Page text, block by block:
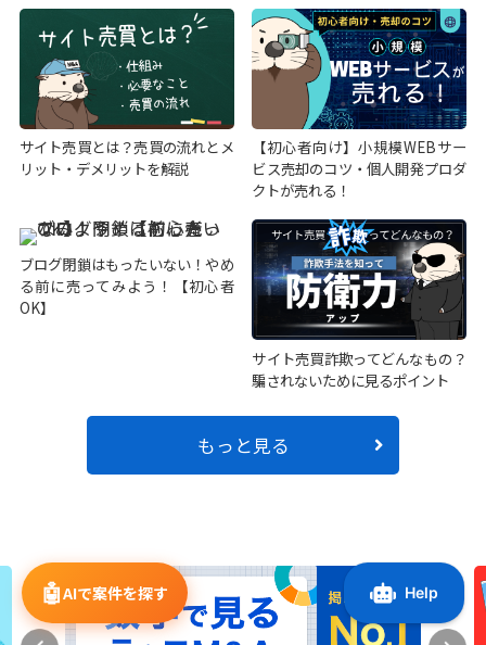
サイト売買とは？売買の流れとメ
リット・デメリットを解説
【初心者向け】小規模WEBサー
ビス売却のコツ・個人開発プロダ
クトが売れる！
ブログ閉鎖はもったいない！やめ
る前に売ってみよう！【初心者
OK】
サイト売買詐欺ってどんなもの？
騙されないために見るポイント
もっと見る
🤖AIで案件を探す